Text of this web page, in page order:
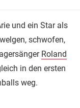
und ein Star als
schwofen,
Roland
in den ersten
weg.